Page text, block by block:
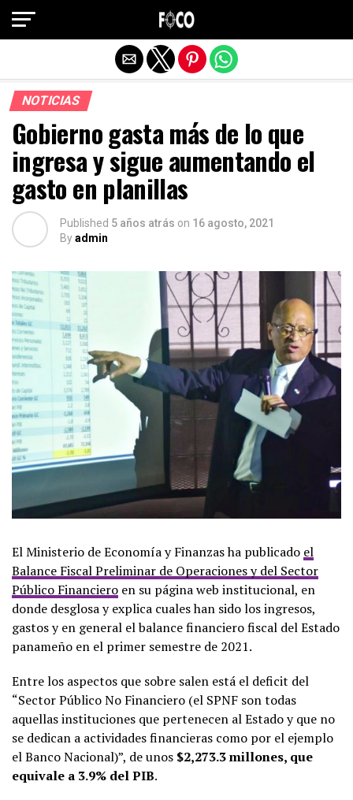
NOTICIAS
Gobierno gasta más de lo que
ingresa y sigue aumentando el
gasto en planillas
Published 5 años atrás on 16 agosto, 2021
Byadmin
El Ministerio de Economía y Finanzas ha publicado el
Balance Fiscal Preliminar de Operaciones y del Sector
Público Financiero en su página web institucional, en
donde desglosa y explica cuales han sido los ingresos,
gastos y en general el balance financiero fiscal del Estado
panameño en el primer semestre de 2021.
Entre los aspectos que sobre salen está el deficit del
“Sector Público No Financiero (el SPNF son todas
aquellas instituciones que pertenecen al Estado y que no
se dedican a actividades financieras como por el ejemplo
el Banco Nacional)”, de unos $2,273.3 millones, que
equivale a 3.9% del PIB.
Salir de la versión móvil